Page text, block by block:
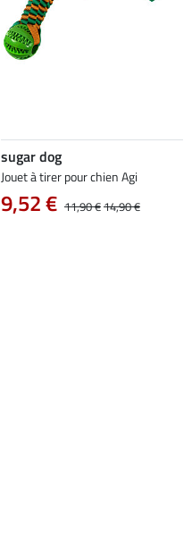
sugar dog
Jouet à tirer pour chien Agi
9,52 € 11,90 €14,90 €